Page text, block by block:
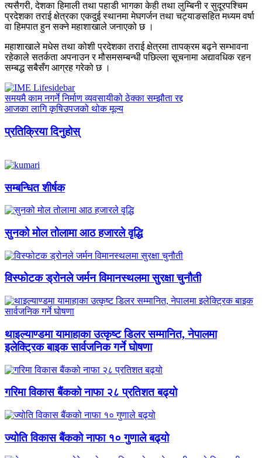
त्यसैगरी, देशका हिमाली तथा पहाडी भागका केही तथा लुम्बिनी र सुदूरपश्चिम
प्रदेशका तराई क्षेत्रका एकदुई स्थानमा मेघगर्जन तथा चट्याङसहित मध्यम वर्षा
वा हिमपात हुन सक्ने महाशाखाले जनाएको छ ।
महाशाखाले मधेस तथा कोशी प्रदेशका तराई क्षेत्रमा तापक्रम बढ्ने सम्भावना
रहेकाले सतर्कता अपनाउन र मौसमसम्बन्धी पछिल्ला सूचनामा अद्यावधिक रहन
सम्बद्ध सबैसँग आग्रह गरेको छ ।
समयमै काम नगर्ने निर्माण व्यवसायीको ठेक्का सम्झौता रद्द
आजका लागि कृषिउपजको थोक मूल्य
प्रतिक्रिया दिनुहोस्
सम्बन्धित शीर्षक
सुनको मोल तोलामा आठ हजारले वृद्धि
विस्फोटक ड्रोनले जर्मन विमानस्थलमा सुरक्षा चुनौती
थाइल्याण्डमा यामाहाका उत्कृष्ट डिलर सम्मानित, नेपालमा
इलेक्ट्रिक बाइक सार्वजनिक गर्ने घोषणा
गरिमा विकास बैंकको नाफा २८ प्रतिशत बढ्यो
ज्योति विकास बैंकको नाफा १० गुणाले बढ्यो